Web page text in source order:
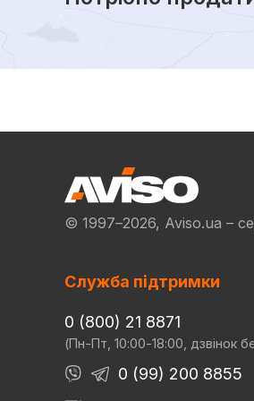
© 1997–2026, Aviso.ua –
Служба підтримки
0 (800) 21 8871
(Пн-Пт, 10:00-18:00, дзвінок
0 (99) 200 8855